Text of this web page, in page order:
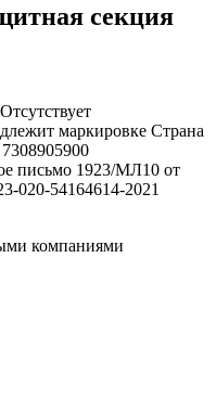
секция
Отсутствует
маркировке Страна
7308905900
письмо 1923/МЛ10 от
020-54164614-2021
компаниями